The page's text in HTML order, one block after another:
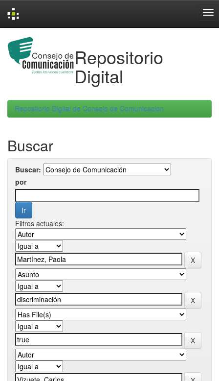
navigation
Repositorio
Digital
Repositorio Digital de Consejo de Comunicacion
Buscar
Buscar:
por
Filtros actuales: